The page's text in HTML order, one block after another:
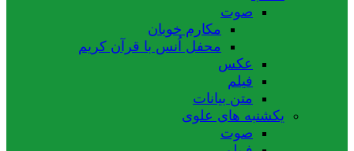
صوت
مکارم خوبان
محفل اُنس با قرآن کریم
عکس
فیلم
متن بیانات
یکشنبه های علوی
صوت